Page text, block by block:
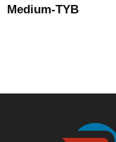
Medium-TYB